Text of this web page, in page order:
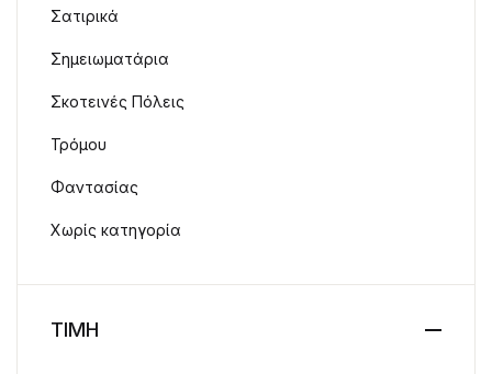
Σατιρικά
Σημειωματάρια
Σκοτεινές Πόλεις
Τρόμου
Φαντασίας
Χωρίς κατηγορία
ΤΙΜΗ